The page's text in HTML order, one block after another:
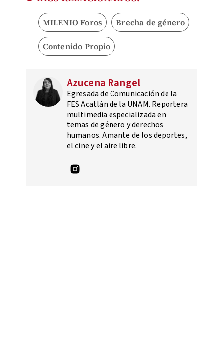
MILENIO Foros Brecha de género
Contenido Propio
Azucena Rangel
Egresada de Comunicación de la
FES Acatlán de la UNAM. Reportera
multimedia especializada en
temas de género y derechos
humanos. Amante de los deportes,
el cine y el aire libre.